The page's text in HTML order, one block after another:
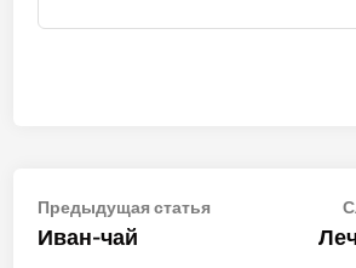
Навигация
по
Предыдущая статьяПредыдущая
Иван-чай